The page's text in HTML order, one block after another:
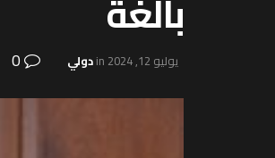
يوليو 12, 2024 inدولي